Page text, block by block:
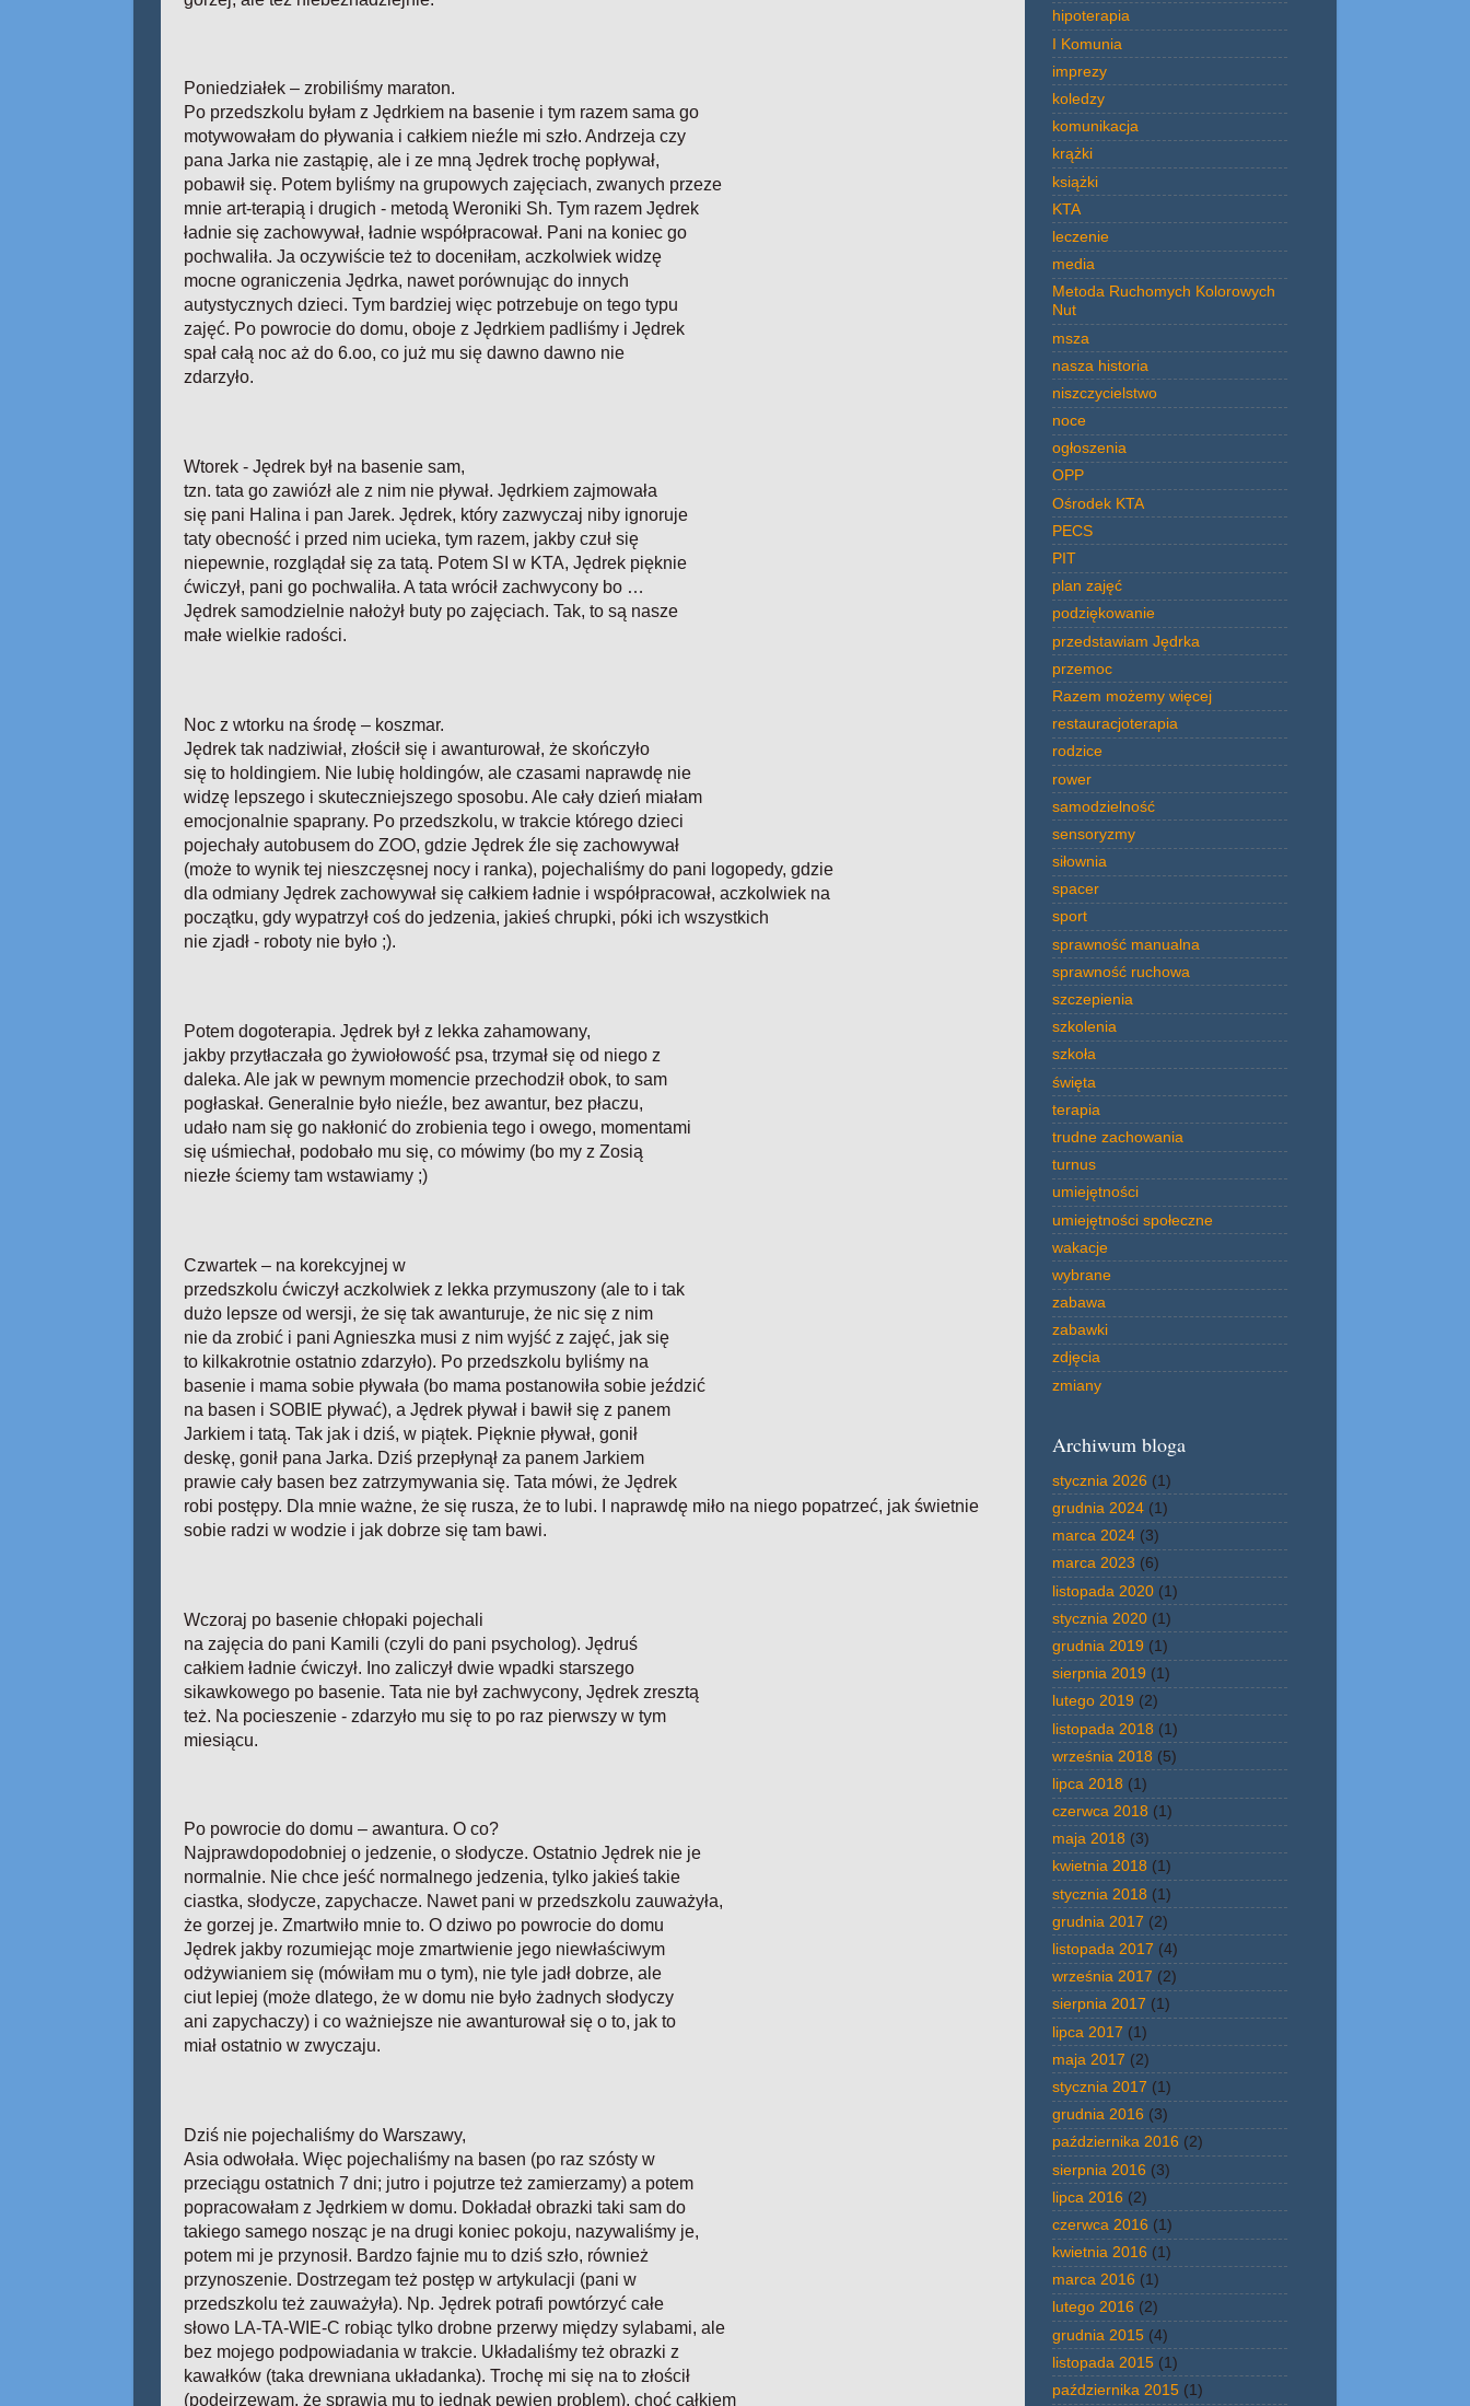
Poniedziałek – zrobiliśmy maraton.
Po przedszkolu byłam z Jędrkiem na basenie i tym razem sama go
motywowałam do pływania i całkiem nieźle mi szło. Andrzeja czy
pana Jarka nie zastąpię, ale i ze mną Jędrek trochę popływał,
pobawił się. Potem byliśmy na grupowych zajęciach, zwanych przeze
mnie art-terapią i drugich - metodą Weroniki Sh. Tym razem Jędrek
ładnie się zachowywał, ładnie współpracował. Pani na koniec go
pochwaliła. Ja oczywiście też to doceniłam, aczkolwiek widzę
mocne ograniczenia Jędrka, nawet porównując do innych
autystycznych dzieci. Tym bardziej więc potrzebuje on tego typu
zajęć. Po powrocie do domu, oboje z Jędrkiem padliśmy i Jędrek
spał całą noc aż do 6.oo, co już mu się dawno dawno nie
zdarzyło.
Wtorek - Jędrek był na basenie sam,
tzn. tata go zawiózł ale z nim nie pływał. Jędrkiem zajmowała
się pani Halina i pan Jarek. Jędrek, który zazwyczaj niby ignoruje
taty obecność i przed nim ucieka, tym razem, jakby czuł się
niepewnie, rozglądał się za tatą. Potem SI w KTA, Jędrek pięknie
ćwiczył, pani go pochwaliła. A tata wrócił zachwycony bo …
Jędrek samodzielnie nałożył buty po zajęciach. Tak, to są nasze
małe wielkie radości.
Noc z wtorku na środę – koszmar.
Jędrek tak nadziwiał, złościł się i awanturował, że skończyło
się to holdingiem. Nie lubię holdingów, ale czasami naprawdę nie
widzę lepszego i skuteczniejszego sposobu. Ale cały dzień miałam
emocjonalnie spaprany. Po przedszkolu, w trakcie którego dzieci
pojechały autobusem do ZOO, gdzie Jędrek źle się zachowywał
(może to wynik tej nieszczęsnej nocy i ranka), pojechaliśmy do pani logopedy, gdzie
dla odmiany Jędrek zachowywał się całkiem ładnie i współpracował, aczkolwiek na
początku, gdy wypatrzył coś do jedzenia, jakieś chrupki, póki ich wszystkich
nie zjadł - roboty nie było ;).
Potem dogoterapia. Jędrek był z lekka zahamowany,
jakby przytłaczała go żywiołowość psa, trzymał się od niego z
daleka. Ale jak w pewnym momencie przechodził obok, to sam
pogłaskał. Generalnie było nieźle, bez awantur, bez płaczu,
udało nam się go nakłonić do zrobienia tego i owego, momentami
się uśmiechał, podobało mu się, co mówimy (bo my z Zosią
niezłe ściemy tam wstawiamy ;)
Czwartek – na korekcyjnej w
przedszkolu ćwiczył aczkolwiek z lekka przymuszony (ale to i tak
dużo lepsze od wersji, że się tak awanturuje, że nic się z nim
nie da zrobić i pani Agnieszka musi z nim wyjść z zajęć, jak się
to kilkakrotnie ostatnio zdarzyło). Po przedszkolu byliśmy na
basenie i mama sobie pływała (bo mama postanowiła sobie jeździć
na basen i SOBIE pływać), a Jędrek pływał i bawił się z panem
Jarkiem i tatą. Tak jak i dziś, w piątek. Pięknie pływał, gonił
deskę, gonił pana Jarka. Dziś przepłynął za panem Jarkiem
prawie cały basen bez zatrzymywania się. Tata mówi, że Jędrek
robi postępy. Dla mnie ważne, że się rusza, że to lubi. I naprawdę miło na niego popatrzeć, jak świetnie
sobie radzi w wodzie i jak dobrze się tam bawi.
Wczoraj po basenie chłopaki pojechali
na zajęcia do pani Kamili (czyli do pani psycholog). Jędruś
całkiem ładnie ćwiczył. Ino zaliczył dwie wpadki starszego
sikawkowego po basenie. Tata nie był zachwycony, Jędrek zresztą
też. Na pocieszenie - zdarzyło mu się to po raz pierwszy w tym
miesiącu.
Po powrocie do domu – awantura. O co?
Najprawdopodobniej o jedzenie, o słodycze. Ostatnio Jędrek nie je
normalnie. Nie chce jeść normalnego jedzenia, tylko jakieś takie
ciastka, słodycze, zapychacze. Nawet pani w przedszkolu zauważyła,
że gorzej je. Zmartwiło mnie to. O dziwo po powrocie do domu
Jędrek jakby rozumiejąc moje zmartwienie jego niewłaściwym
odżywianiem się (mówiłam mu o tym), nie tyle jadł dobrze, ale
ciut lepiej (może dlatego, że w domu nie było żadnych słodyczy
ani zapychaczy) i co ważniejsze nie awanturował się o to, jak to
miał ostatnio w zwyczaju.
Dziś nie pojechaliśmy do Warszawy,
Asia odwołała. Więc pojechaliśmy na basen (po raz szósty w
przeciągu ostatnich 7 dni; jutro i pojutrze też zamierzamy) a potem
popracowałam z Jędrkiem w domu. Dokładał obrazki taki sam do
takiego samego nosząc je na drugi koniec pokoju, nazywaliśmy je,
potem mi je przynosił. Bardzo fajnie mu to dziś szło, również
przynoszenie. Dostrzegam też postęp w artykulacji (pani w
przedszkolu też zauważyła). Np. Jędrek potrafi powtórzyć całe
słowo LA-TA-WIE-C robiąc tylko drobne przerwy między sylabami, ale
bez mojego podpowiadania w trakcie. Układaliśmy też obrazki z
kawałków (taka drewniana układanka). Trochę mi się na to złościł
(podejrzewam, że sprawia mu to jednak pewien problem), choć całkiem
hipoterapia
I Komunia
imprezy
koledzy
komunikacja
krążki
książki
KTA
leczenie
media
Metoda Ruchomych Kolorowych
Nut
msza
nasza historia
niszczycielstwo
noce
ogłoszenia
OPP
Ośrodek KTA
PECS
PIT
plan zajęć
podziękowanie
przedstawiam Jędrka
przemoc
Razem możemy więcej
restauracjoterapia
rodzice
rower
samodzielność
sensoryzmy
siłownia
spacer
sport
sprawność manualna
sprawność ruchowa
szczepienia
szkolenia
szkoła
święta
terapia
trudne zachowania
turnus
umiejętności
umiejętności społeczne
wakacje
wybrane
zabawa
zabawki
zdjęcia
zmiany
Archiwum bloga
stycznia 2026 (1)
grudnia 2024 (1)
marca 2024 (3)
marca 2023 (6)
listopada 2020 (1)
stycznia 2020 (1)
grudnia 2019 (1)
sierpnia 2019 (1)
lutego 2019 (2)
listopada 2018 (1)
września 2018 (5)
lipca 2018 (1)
czerwca 2018 (1)
maja 2018 (3)
kwietnia 2018 (1)
stycznia 2018 (1)
grudnia 2017 (2)
listopada 2017 (4)
września 2017 (2)
sierpnia 2017 (1)
lipca 2017 (1)
maja 2017 (2)
stycznia 2017 (1)
grudnia 2016 (3)
października 2016 (2)
sierpnia 2016 (3)
lipca 2016 (2)
czerwca 2016 (1)
kwietnia 2016 (1)
marca 2016 (1)
lutego 2016 (2)
grudnia 2015 (4)
listopada 2015 (1)
października 2015 (1)